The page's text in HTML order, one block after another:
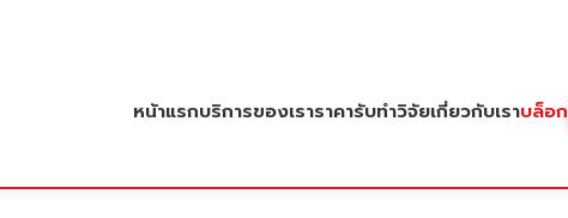
หน้าแรกบริการของเราราคารับทำวิจัยเกี่ยวกับเราบล็อก